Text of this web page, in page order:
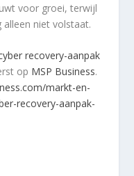
voor groei, terwijl
niet volstaat.
recovery-aanpak
op MSP Business.
markt-en-
recovery-aanpak-